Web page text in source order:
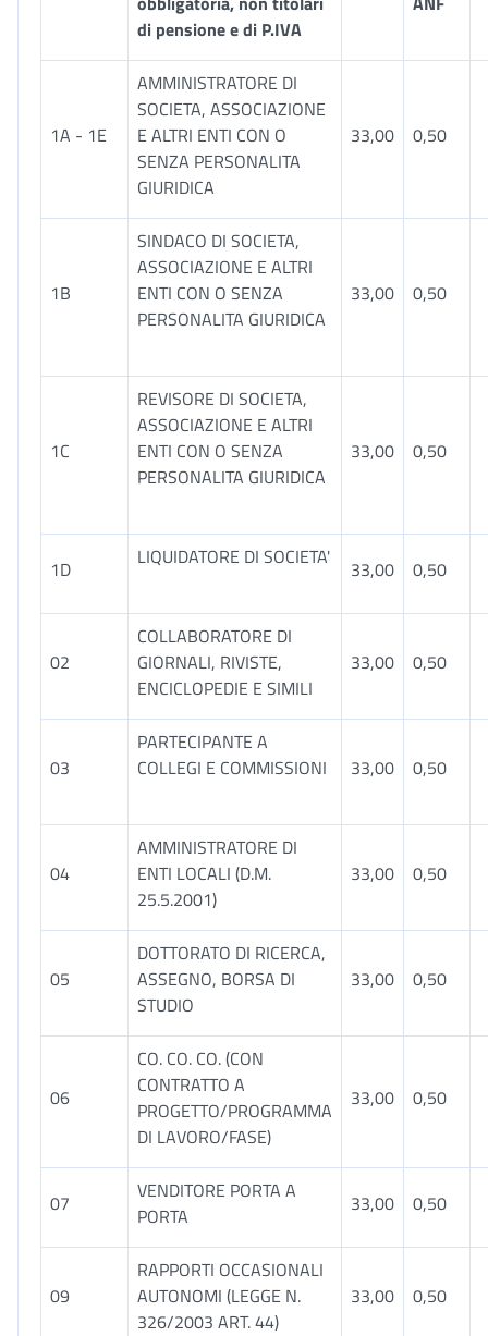
di pensione e di P.IVA
1A - 1E
AMMINISTRATORE DI
SOCIETA, ASSOCIAZIONE
E ALTRI ENTI CON O
SENZA PERSONALITA
GIURIDICA
33,00 0,50
1B
SINDACO DI SOCIETA,
ASSOCIAZIONE E ALTRI
ENTI CON O SENZA
PERSONALITA GIURIDICA
33,00 0,50
1C
REVISORE DI SOCIETA,
ASSOCIAZIONE E ALTRI
ENTI CON O SENZA
PERSONALITA GIURIDICA
33,00 0,50
1D LIQUIDATORE DI SOCIETA' 33,00 0,50
02
COLLABORATORE DI
GIORNALI, RIVISTE,
ENCICLOPEDIE E SIMILI
33,00 0,50
03
PARTECIPANTE A
COLLEGI E COMMISSIONI
33,00 0,50
04
AMMINISTRATORE DI
ENTI LOCALI (D.M.
25.5.2001)
33,00 0,50
05
DOTTORATO DI RICERCA,
ASSEGNO, BORSA DI
STUDIO
33,00 0,50
06
CO. CO. CO. (CON
CONTRATTO A
PROGETTO/PROGRAMMA
DI LAVORO/FASE)
33,00 0,50
07
VENDITORE PORTA A
PORTA
33,00 0,50
09
RAPPORTI OCCASIONALI
AUTONOMI (LEGGE N.
326/2003 ART. 44)
33,00 0,50